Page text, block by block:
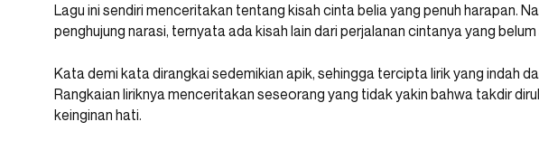
Lagu ini sendiri menceritakan tentang kisah cinta belia yang penuh harapan.
penghujung narasi, ternyata ada kisah lain dari perjalanan cintanya yang
Kata demi kata dirangkai sedemikian apik, sehingga tercipta lirik yang indah
Rangkaian liriknya menceritakan seseorang yang tidak yakin bahwa takdir
keinginan hati.